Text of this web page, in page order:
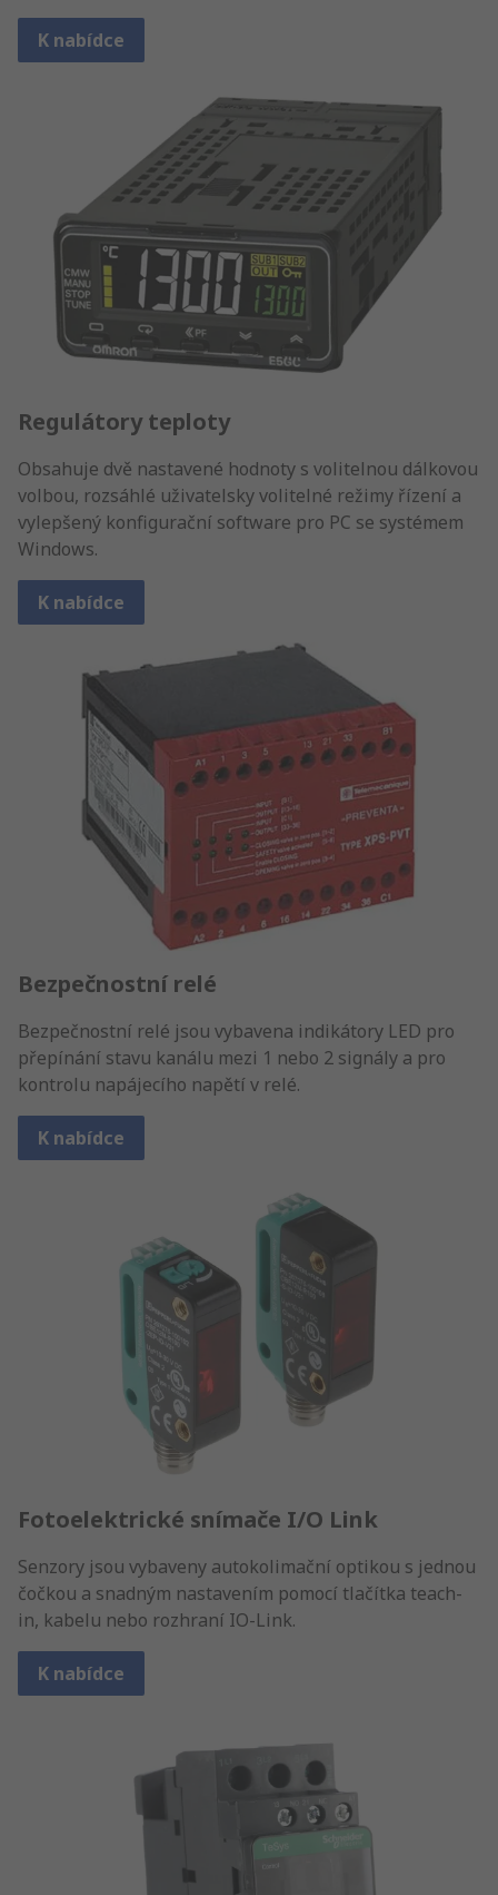
K nabídce
Regulátory teploty
Obsahuje dvě nastavené hodnoty s volitelnou dálkovou
volbou, rozsáhlé uživatelsky volitelné režimy řízení a
vylepšený konfigurační software pro PC se systémem
Windows.
K nabídce
Bezpečnostní relé
Bezpečnostní relé jsou vybavena indikátory LED pro
přepínání stavu kanálu mezi 1 nebo 2 signály a pro
kontrolu napájecího napětí v relé.
K nabídce
Fotoelektrické snímače I/O Link
Senzory jsou vybaveny autokolimační optikou s jednou
čočkou a snadným nastavením pomocí tlačítka teach-
in, kabelu nebo rozhraní IO-Link.
K nabídce